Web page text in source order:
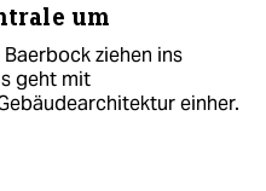
um
ziehen ins
geht mit
einher.